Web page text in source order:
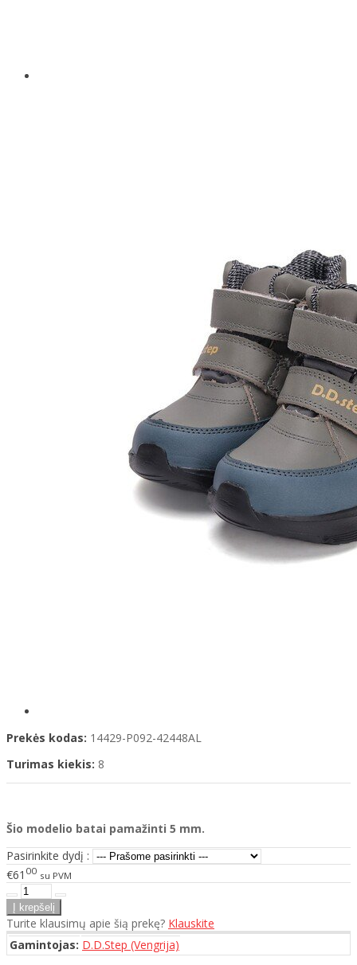
Prekės kodas: 14429-P092-42448AL
Turimas kiekis: 8
Šio modelio batai pamažinti 5 mm.
Pasirinkite dydį :
€61 00 su PVM
Turite klausimų apie šią prekę? Klauskite
Gamintojas: D.D.Step (Vengrija)